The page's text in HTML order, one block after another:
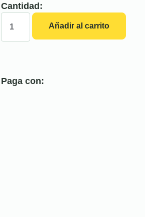
Cantidad:
Añadir al carrito
Paga con: